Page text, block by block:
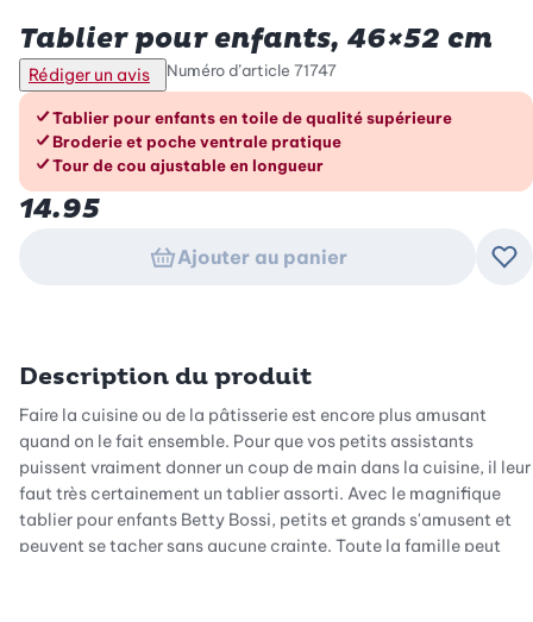
Tablier pour enfants, 46×52 cm
Rédiger un avis Numéro d’article 71747
Les avantages en un coup d’œil
Tablier pour enfants en toile de qualité supérieure
Broderie et poche ventrale pratique
Tour de cou ajustable en longueur
14.95
Ajouter au panier
Description du produit
Faire la cuisine ou de la pâtisserie est encore plus amusant
quand on le fait ensemble. Pour que vos petits assistants
puissent vraiment donner un coup de main dans la cuisine, il leur
faut très certainement un tablier assorti. Avec le magnifique
tablier pour enfants Betty Bossi, petits et grands s'amusent et
peuvent se tacher sans aucune crainte. Toute la famille peut